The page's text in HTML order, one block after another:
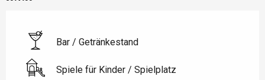
Bar / Getränkestand
Spiele für Kinder / Spielplatz